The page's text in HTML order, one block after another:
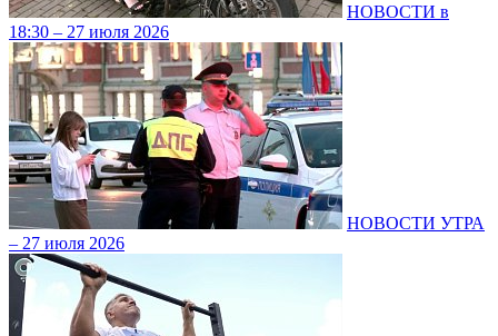
НОВОСТИ в
18:30 – 27 июля 2026
НОВОСТИ УТРА
– 27 июля 2026